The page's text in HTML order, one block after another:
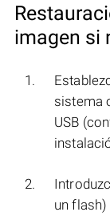
imagen si
sistema
USB
un